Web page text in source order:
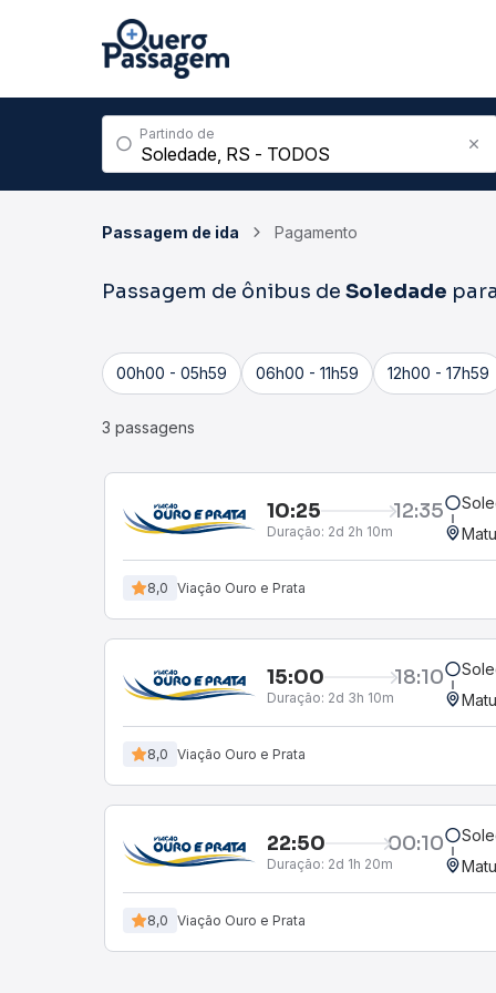
Partindo de
Passagem de ida Pagamento
Passagem de ônibus de Soledade para
00h00 - 05h59 06h00 - 11h59 12h00 - 17h59
3 passagens
10:25 12:35
Duração: 2d 2h 10m
8,0 Viação Ouro e Prata
15:00 18:10
Duração: 2d 3h 10m
8,0 Viação Ouro e Prata
22:50 00:10
Duração: 2d 1h 20m
8,0 Viação Ouro e Prata